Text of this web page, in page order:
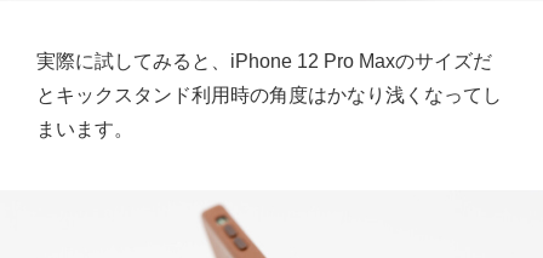
実際に試してみると、iPhone 12 Pro Maxのサイズだ
とキックスタンド利用時の角度はかなり浅くなってし
まいます。